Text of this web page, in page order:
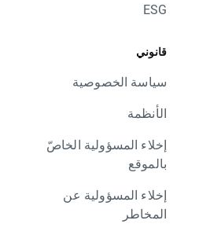
ESG
قانوني
سياسة الخصوصية
الأنظمة
إخلاء المسؤولية الخاصّ
بالموقع
إخلاء المسؤولية عن
المخاطر